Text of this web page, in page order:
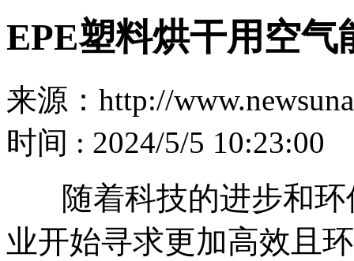
EPE塑料烘干用空
来源：http://
时间 : 2024/5/5 10:23:00
随着科技的进步和环
业开始寻求更加高效且